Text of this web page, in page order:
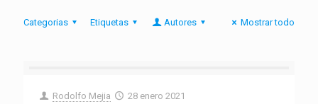
Categorias Etiquetas Autores Mostrar todo
Rodolfo Mejia 28 enero 2021